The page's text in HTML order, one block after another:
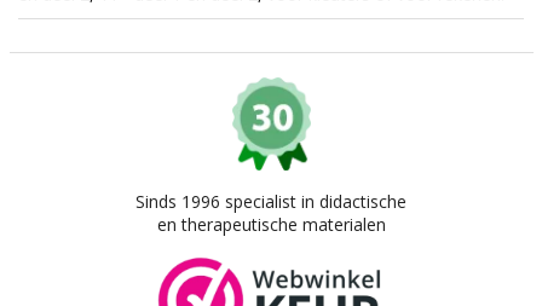
Sinds 1996 specialist in didactische
en therapeutische materialen